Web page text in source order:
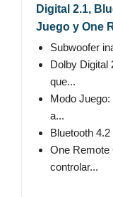
Digital 2.1,
Juego y One
Subwoofer
Dolby Digital
que...
Modo
a...
Bluetooth
One Remote
controlar...